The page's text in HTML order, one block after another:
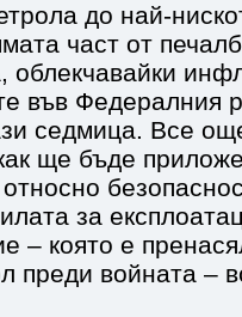
до най-
част от
облекчавайки
във Федералния
седмица. Все
ще бъде
за
– която е
преди войната –